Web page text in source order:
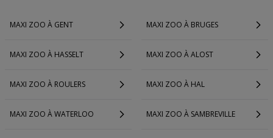
MAXI ZOO À GENT MAXI ZOO À BRUGES
MAXI ZOO À HASSELT MAXI ZOO À ALOST
MAXI ZOO À ROULERS MAXI ZOO À HAL
MAXI ZOO À WATERLOO MAXI ZOO À SAMBREVILLE